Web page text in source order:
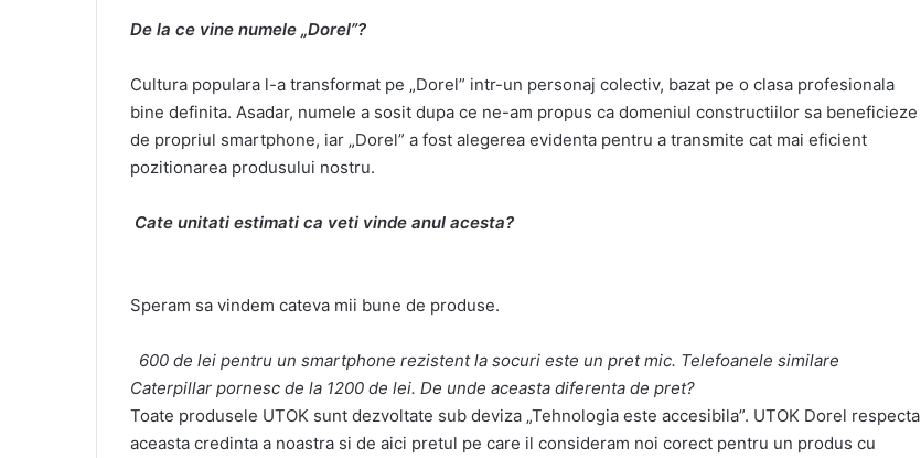
De la ce vine numele „Dorel”?
Cultura populara l-a transformat pe „Dorel” intr-un personaj colectiv, bazat pe o clasa profesionala
bine definita. Asadar, numele a sosit dupa ce ne-am propus ca domeniul constructiilor sa beneficieze
de propriul smartphone, iar „Dorel” a fost alegerea evidenta pentru a transmite cat mai eficient
pozitionarea produsului nostru.
Cate unitati estimati ca veti vinde anul acesta?
Speram sa vindem cateva mii bune de produse.
600 de lei pentru un smartphone rezistent la socuri este un pret mic. Telefoanele similare
Caterpillar pornesc de la 1200 de lei. De unde aceasta diferenta de pret?
Toate produsele UTOK sunt dezvoltate sub deviza „Tehnologia este accesibila”. UTOK Dorel respecta
aceasta credinta a noastra si de aici pretul pe care il consideram noi corect pentru un produs cu